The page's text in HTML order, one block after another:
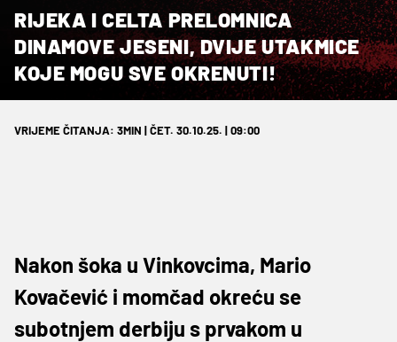
RIJEKA I CELTA PRELOMNICA
DINAMOVE JESENI, DVIJE UTAKMICE
KOJE MOGU SVE OKRENUTI!
VRIJEME ČITANJA: 3MIN | ČET. 30.10.25. | 09:00
Nakon šoka u Vinkovcima, Mario
Kovačević i momčad okreću se
subotnjem derbiju s prvakom u